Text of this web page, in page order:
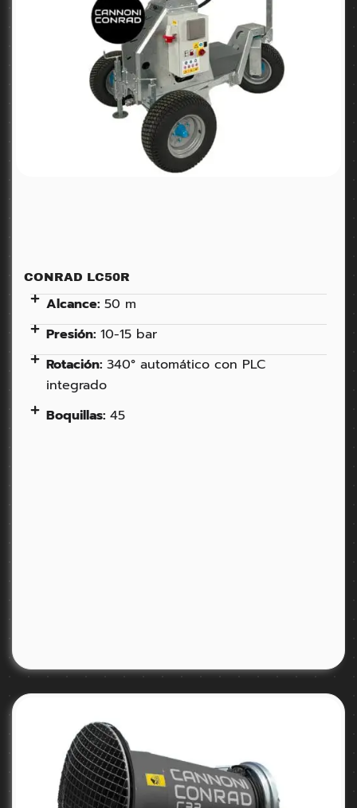
CONRAD LC50R
Alcance: 50 m
Presión: 10-15 bar
Rotación: 340° automático con PLC
integrado
Boquillas: 45